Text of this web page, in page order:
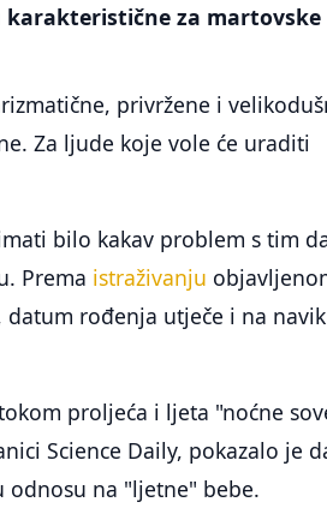
za martovske
privržene i
Za ljude koje vole će uraditi
bilo kakav problem s tim
Prema istraživanju
rođenja utječe i na
proljeća i ljeta "noćne
Science Daily, pokazalo je
na "ljetne" bebe.